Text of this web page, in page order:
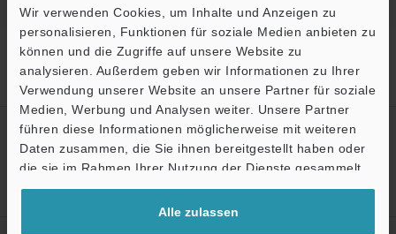
Wir verwenden Cookies, um Inhalte und Anzeigen zu
personalisieren, Funktionen für soziale Medien anbieten zu
können und die Zugriffe auf unsere Website zu
analysieren. Außerdem geben wir Informationen zu Ihrer
Verwendung unserer Website an unsere Partner für soziale
Medien, Werbung und Analysen weiter. Unsere Partner
führen diese Informationen möglicherweise mit weiteren
Daten zusammen, die Sie ihnen bereitgestellt haben oder
die sie im Rahmen Ihrer Nutzung der Dienste gesammelt
haben.
Alle zulassen
Startseite Produkte
Prozesssteuerung / Prozesssensoren
Drucksensoren und Luftdrucksensoren
Digitaler Drucksensor im
Kleinstformat
Downloads
Erstellen Sie Ihren KEYENCE
Account
Jetzt registrieren!
Support